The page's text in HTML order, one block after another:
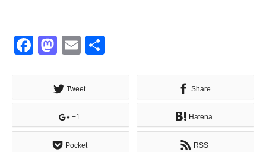
Facebook
Mastodon
Email
Tweet Share
+1 Hatena
Pocket RSS